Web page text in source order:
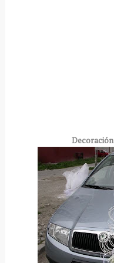
Decoración